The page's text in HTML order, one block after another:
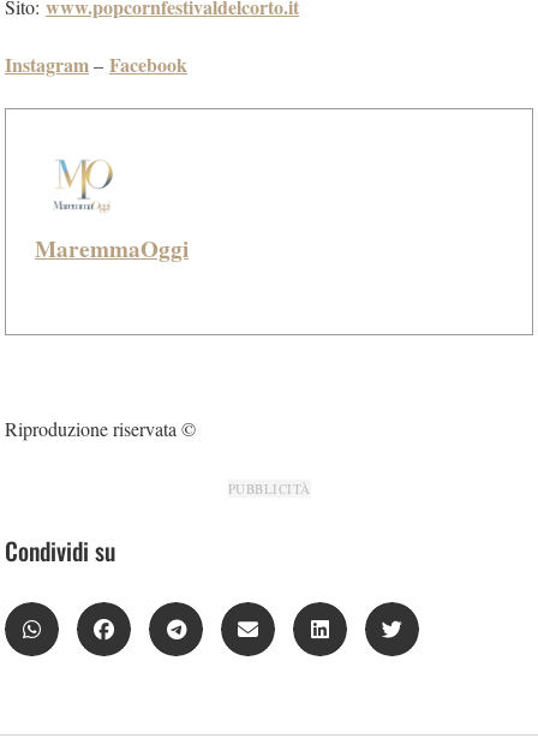
Sito: www.popcornfestivaldelcorto.it
Instagram– Facebook
MaremmaOggi
Riproduzione riservata ©
PUBBLICITÀ
Condividi su